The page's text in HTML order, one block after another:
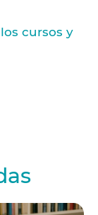
cursos y